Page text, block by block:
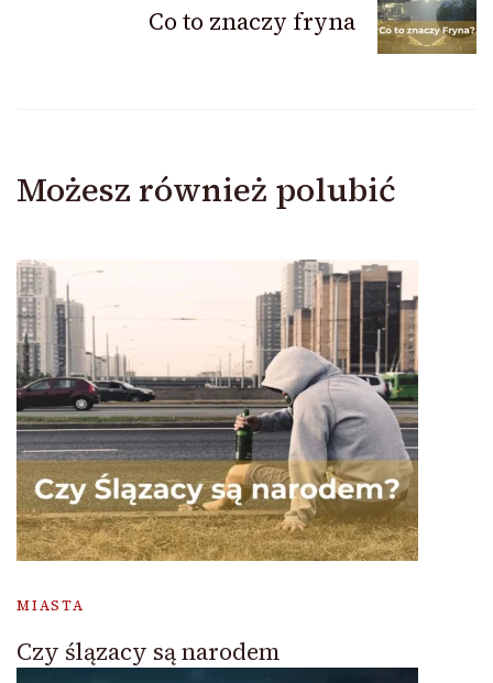
Co to znaczy fryna
Możesz również polubić
MIASTA
Czy ślązacy są narodem